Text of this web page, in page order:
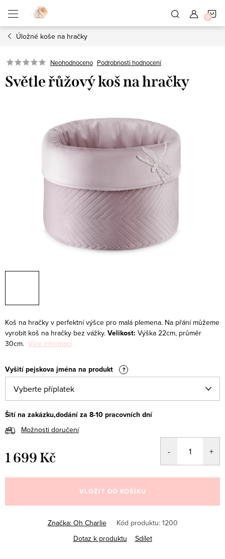
obsah
Úložné koše na hračky
Neohodnoceno Podrobnosti hodnocení
Světle řůžový koš na hračky
Koš na hračky v perfektní výšce pro malá plemena. Na přání můžeme
vyrobit koš na hračky bez vážky. Velikost: Výška 22cm, průměr
30cm. Více informací
Vyšití pejskova jména na produkt ?
Šití na zakázku,dodání za 8-10 pracovních dní
Možnosti doručení
1 699 Kč
cena:
VLOŽIT DO KOŠÍKU
Značka: Oh Charlie Kód produktu: 1200
Dotaz k produktu
Sdílet